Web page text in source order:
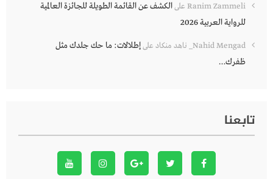
Ranim Zammeli علىالكشف عن القائمة الطويلة للجائزة العالمية
للرواية العربية 2026
Nahid Mengad_ ناهد منكاد علىإطلالات: ما حك جلدك مثل
ظفرك…
تابعنا